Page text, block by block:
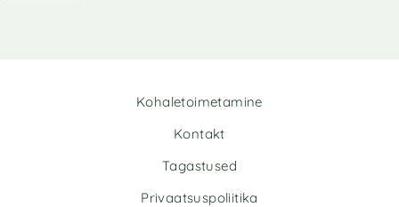
Kohaletoimetamine
Kontakt
Tagastused
Privaatsuspoliitika